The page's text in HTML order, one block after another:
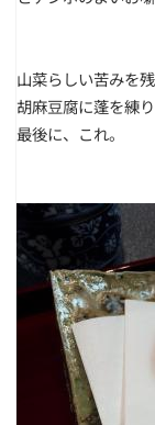
山菜らしい苦みを
胡麻豆腐に蓬を練
最後に、これ。